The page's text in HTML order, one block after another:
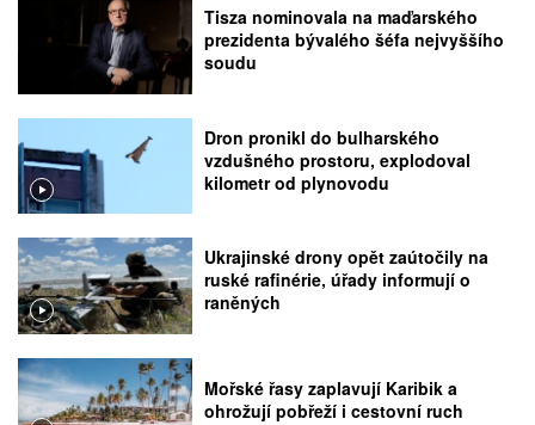
Tisza nominovala na maďarského
prezidenta bývalého šéfa nejvyššího
soudu
Dron pronikl do bulharského
vzdušného prostoru, explodoval
kilometr od plynovodu
Ukrajinské drony opět zaútočily na
ruské rafinérie, úřady informují o
raněných
Mořské řasy zaplavují Karibik a
ohrožují pobřeží i cestovní ruch